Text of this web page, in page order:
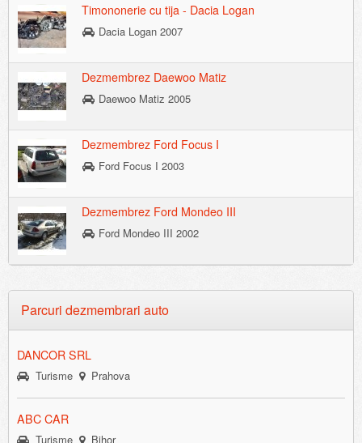
Timononerie cu tija - Dacia Logan
Dacia Logan 2007
Dezmembrez Daewoo Matiz
Daewoo Matiz 2005
Dezmembrez Ford Focus I
Ford Focus I 2003
Dezmembrez Ford Mondeo III
Ford Mondeo III 2002
Parcuri dezmembrari auto
DANCOR SRL
Turisme Prahova
ABC CAR
Turisme Bihor